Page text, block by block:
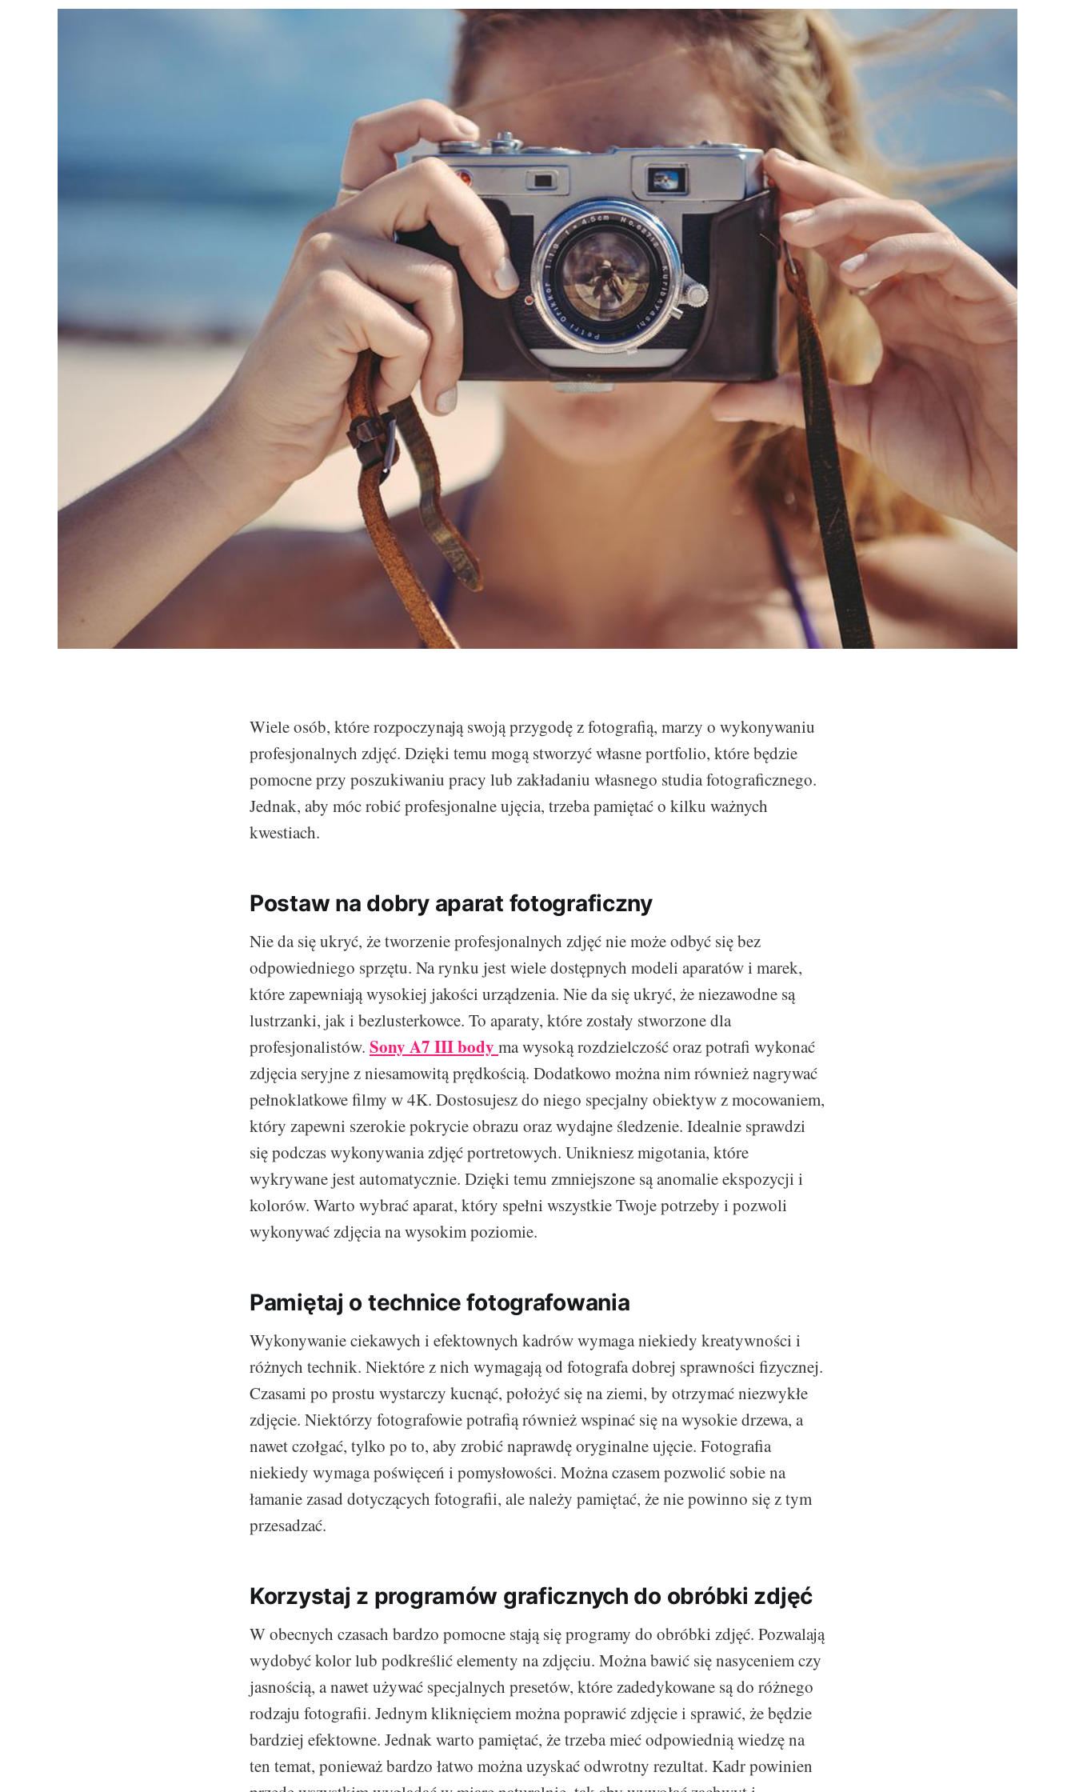
Wiele osób, które rozpoczynają swoją przygodę z fotografią, marzy o wykonywaniu
profesjonalnych zdjęć. Dzięki temu mogą stworzyć własne portfolio, które będzie
pomocne przy poszukiwaniu pracy lub zakładaniu własnego studia fotograficznego.
Jednak, aby móc robić profesjonalne ujęcia, trzeba pamiętać o kilku ważnych
kwestiach.
Postaw na dobry aparat fotograficzny
Nie da się ukryć, że tworzenie profesjonalnych zdjęć nie może odbyć się bez
odpowiedniego sprzętu. Na rynku jest wiele dostępnych modeli aparatów i marek,
które zapewniają wysokiej jakości urządzenia. Nie da się ukryć, że niezawodne są
lustrzanki, jak i bezlusterkowce. To aparaty, które zostały stworzone dla
profesjonalistów. Sony A7 III body ma wysoką rozdzielczość oraz potrafi wykonać
zdjęcia seryjne z niesamowitą prędkością. Dodatkowo można nim również nagrywać
pełnoklatkowe filmy w 4K. Dostosujesz do niego specjalny obiektyw z mocowaniem,
który zapewni szerokie pokrycie obrazu oraz wydajne śledzenie. Idealnie sprawdzi
się podczas wykonywania zdjęć portretowych. Unikniesz migotania, które
wykrywane jest automatycznie. Dzięki temu zmniejszone są anomalie ekspozycji i
kolorów. Warto wybrać aparat, który spełni wszystkie Twoje potrzeby i pozwoli
wykonywać zdjęcia na wysokim poziomie.
Pamiętaj o technice fotografowania
Wykonywanie ciekawych i efektownych kadrów wymaga niekiedy kreatywności i
różnych technik. Niektóre z nich wymagają od fotografa dobrej sprawności fizycznej.
Czasami po prostu wystarczy kucnąć, położyć się na ziemi, by otrzymać niezwykłe
zdjęcie. Niektórzy fotografowie potrafią również wspinać się na wysokie drzewa, a
nawet czołgać, tylko po to, aby zrobić naprawdę oryginalne ujęcie. Fotografia
niekiedy wymaga poświęceń i pomysłowości. Można czasem pozwolić sobie na
łamanie zasad dotyczących fotografii, ale należy pamiętać, że nie powinno się z tym
przesadzać.
Korzystaj z programów graficznych do obróbki zdjęć
W obecnych czasach bardzo pomocne stają się programy do obróbki zdjęć. Pozwalają
wydobyć kolor lub podkreślić elementy na zdjęciu. Można bawić się nasyceniem czy
jasnością, a nawet używać specjalnych presetów, które zadedykowane są do różnego
rodzaju fotografii. Jednym kliknięciem można poprawić zdjęcie i sprawić, że będzie
bardziej efektowne. Jednak warto pamiętać, że trzeba mieć odpowiednią wiedzę na
ten temat, ponieważ bardzo łatwo można uzyskać odwrotny rezultat. Kadr powinien